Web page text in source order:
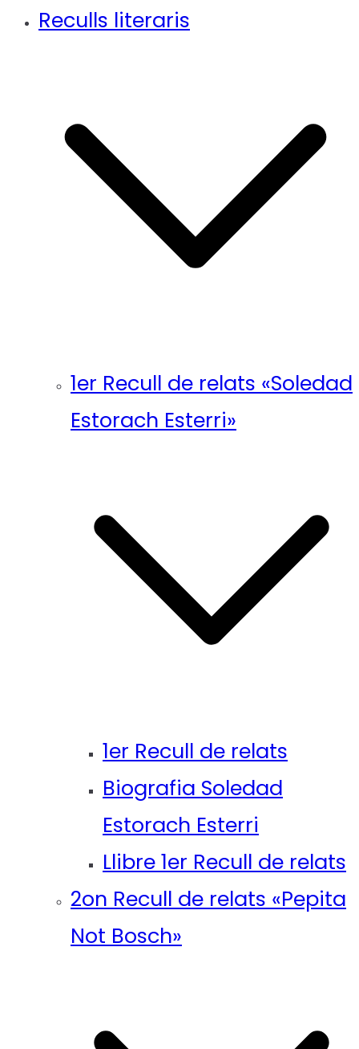
Reculls literaris
1er Recull de relats «Soledad
Estorach Esterri»
1er Recull de relats
Biografia Soledad
Estorach Esterri
Llibre 1er Recull de relats
2on Recull de relats «Pepita
Not Bosch»